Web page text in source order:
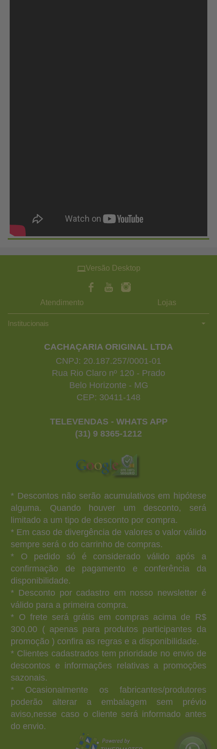
Versão Desktop
Atendimento Lojas
Institucionais
CACHAÇARIA ORIGINAL LTDA
CNPJ: 20.187.257/0001-01
Rua Rio Claro nº 120 - Prado
Belo Horizonte - MG
CEP: 30411-148
TELEVENDAS - WHATS APP
(31) 9 8365-1212
* Descontos não serão acumulativos em hipótese
alguma. Quando houver um desconto, será
limitado a um tipo de desconto por compra.
* Em caso de divergência de valores o valor válido
sempre será o do carrinho de compras.
* O pedido só é considerado válido após a
confirmação de pagamento e conferência da
disponibilidade.
* Desconto por cadastro em nosso newsletter é
válido para a primeira compra.
* O frete será grátis em compras acima de R$
300,00 ( apenas para produtos participantes da
promoção ) confira as regras e a disponibilidade.
* Clientes cadastrados tem prioridade no envio de
descontos e informações relativas a promoções
sazonais.
* Ocasionalmente os fabricantes/produtores
poderão alterar a embalagem sem prévio
aviso,nesse caso o cliente será informado antes
do envio.